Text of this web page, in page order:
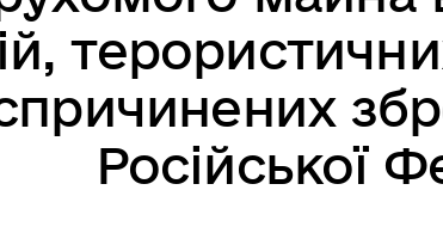
Російської